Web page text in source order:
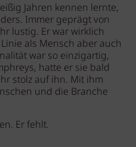
Jahren kennen lernte,
Immer geprägt von
lustig. Er war wirklich
als Mensch aber auch
war so einzigartig,
hatte er sie bald
stolz auf ihn. Mit ihm
und die Branche
Er fehlt.